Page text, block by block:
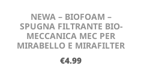
NEWA – BIOFOAM –
SPUGNA FILTRANTE BIO-
MECCANICA MEC PER
MIRABELLO E MIRAFILTER
€4.99